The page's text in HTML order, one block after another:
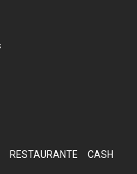
RESTAURANTE
CASH